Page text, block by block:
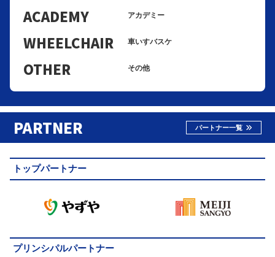
ACADEMY アカデミー
WHEELCHAIR 車いすバスケ
OTHER その他
PARTNER パートナー一覧
トップパートナー
プリンシパルパートナー